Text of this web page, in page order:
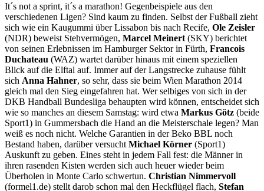
It´s not a sprint, it´s a marathon! Gegenbeispiele aus den
verschiedenen Ligen? Sind kaum zu finden. Selbst der Fußball zieht
sich wie ein Kaugummi über Lissabon bis nach Recife, Ole Zeisler
(NDR) beweist Stehvermögen, Marcel Meinert (SKY) berichtet
von seinen Erlebnissen im Hamburger Sektor in Fürth, Francois
Duchateau (WAZ) wartet darüber hinaus mit einem speziellen
Blick auf die Elftal auf. Immer auf der Langstrecke zuhause fühlt
sich Anna Hahner, so sehr, dass sie beim Wien Marathon 2014
gleich mal den Sieg eingefahren hat. Wer selbiges von sich in der
DKB Handball Bundesliga behaupten wird können, entscheidet sich
wie so manches an diesem Samstag: wird etwa Markus Götz (beide
Sport1) in Gummersbach die Hand an die Meisterschale legen? Man
weiß es noch nicht. Welche Garantien in der Beko BBL noch
Bestand haben, darüber versucht Michael Körner (Sport1)
Auskunft zu geben. Eines steht in jedem Fall fest: die Männer in
ihren rasenden Kisten werden sich auch heuer wieder beim
Überholen in Monte Carlo schwertun. Christian Nimmervoll
(formel1.de) stellt darob schon mal den Heckflügel flach, Stefan